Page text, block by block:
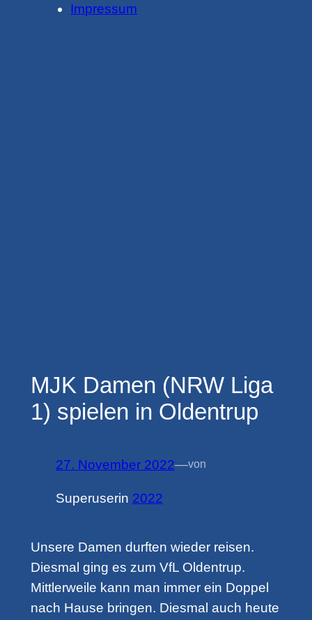
Impressum
MJK Damen (NRW Liga
1) spielen in Oldentrup
27. November 2022—von
Superuserin 2022
Unsere Damen durften wieder reisen.
Diesmal ging es zum VfL Oldentrup.
Mittlerweile kann man immer ein Doppel
nach Hause bringen. Diesmal auch heute